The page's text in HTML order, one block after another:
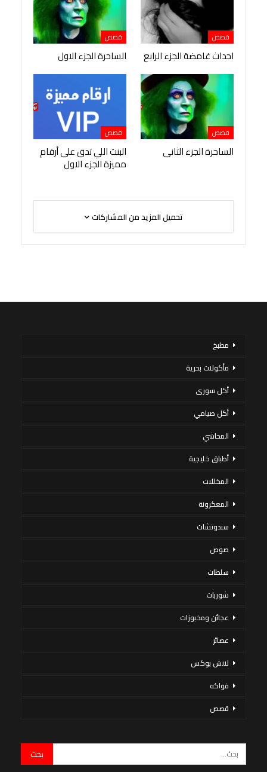
قصص
احداث غامضة الجزء الرابع
قصص
الساحرة الجزء الاول
قصص
الساحرة الجزء الثانى
قصص
البنت اللي تدق على أرقام
مميزة الجزء الاول
تحميل المزيد من المشاركات
مطبخ
مأكولات بحرية
أكل سورى
أكل صيامي
المحاشي
أطباق خليجية
المخللات
المعكرونة
سندوتشات
صوص
سلطات
شوربات
عجائن ومخبوزات
عصائر
لانش بوكس
فواكه
قصص